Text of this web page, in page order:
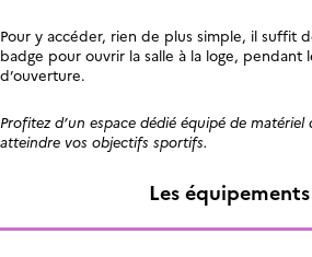
Pour y accéder, rien de plus simple, il suffit
badge pour ouvrir la salle à la loge, pendant
d’ouverture.
Profitez d’un espace dédié équipé de
atteindre vos objectifs sportifs.
Les équipements